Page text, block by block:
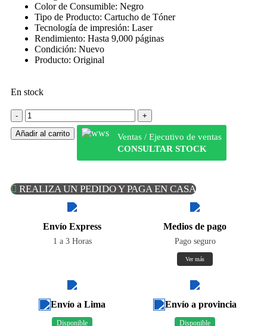
Color de Consumible: Negro
Tipo de Producto: Cartucho de Tóner
Tecnología de impresión: Laser
Rendimiento: Hasta 9,000 páginas
Condición: Nuevo
Producto: Original
En stock
Añadir al carrito
Ventas / Ejecutivo de ventas
CONSULTAR STOCK
REALIZA UN PEDIDO Y PAGA EN CASA
Envío Express
1 a 3 Horas
Medios de pago
Pago seguro
Ver más
Envío a Lima
Disponible
Envío a provincia
Disponible